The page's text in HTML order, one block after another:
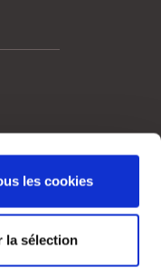
les cookies
la sélection